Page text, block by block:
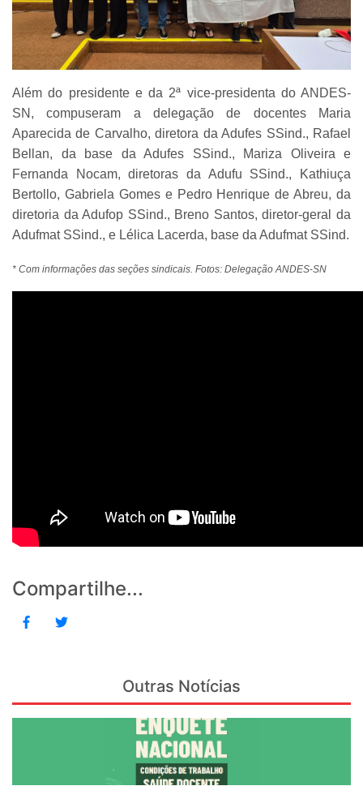
Além do presidente e da 2ª vice-presidenta do ANDES-
SN, compuseram a delegação de docentes Maria
Aparecida de Carvalho, diretora da Adufes SSind., Rafael
Bellan, da base da Adufes SSind., Mariza Oliveira e
Fernanda Nocam, diretoras da Adufu SSind., Kathiuça
Bertollo, Gabriela Gomes e Pedro Henrique de Abreu, da
diretoria da Adufop SSind., Breno Santos, diretor-geral da
Adufmat SSind., e Lélica Lacerda, base da Adufmat SSind.
* Com informações das seções sindicais. Fotos: Delegação ANDES-SN
Compartilhe...
Outras Notícias